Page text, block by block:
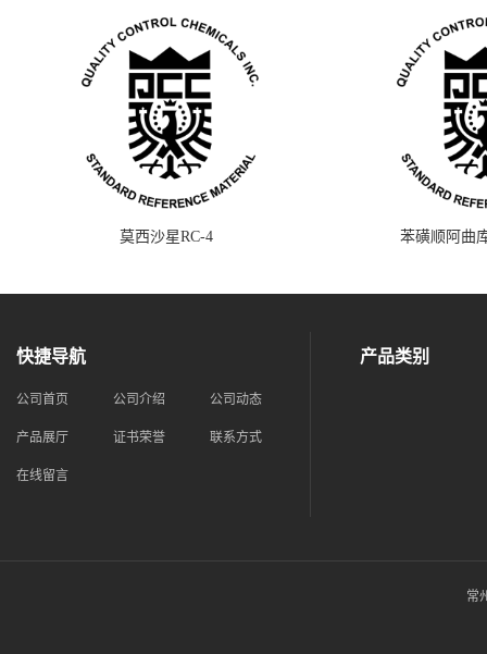
莫西沙星RC-4 苯磺顺阿曲
快捷导航
公司首页 公司介绍 公司动态
产品展厅 证书荣誉 联系方式
在线留言
产品类别
常